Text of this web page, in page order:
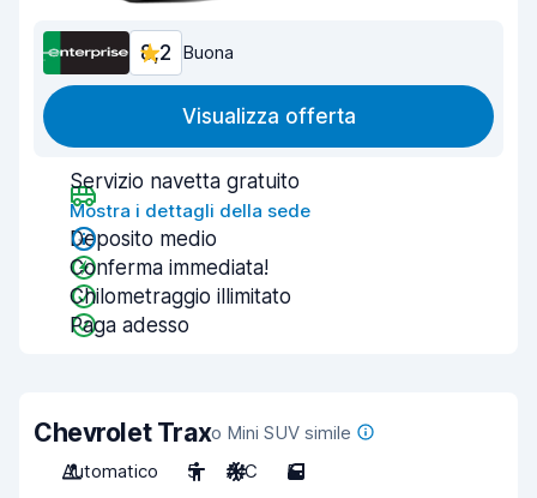
8,2 Buona
Visualizza offerta
Servizio navetta gratuito
Mostra i dettagli della sede
Deposito medio
Conferma immediata!
Chilometraggio illimitato
Paga adesso
Chevrolet Traxo Mini SUV simile
Automatico
5 A/C 5